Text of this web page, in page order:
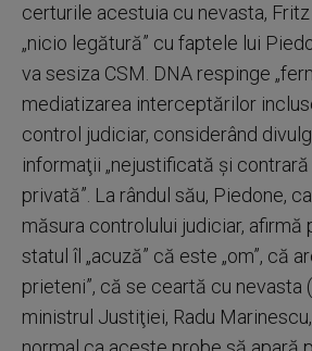
certurile acestuia cu nevasta,
„nicio legătură” cu faptele lui
va sesiza CSM. DNA respinge
mediatizarea interceptărilor
control judiciar, considerând
informaţii „nejustificată şi
privată”. La rândul său, Piedone,
măsura controlului judiciar, afirmă
statul îl „acuză” că este „om”, că
prieteni”, că se ceartă cu nevasta
ministrul Justiţiei, Radu